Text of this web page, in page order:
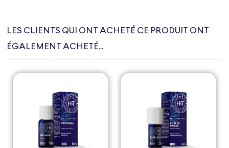
LES CLIENTS QUI ONT ACHETÉ CE PRODUIT ONT
ÉGALEMENT ACHETÉ...